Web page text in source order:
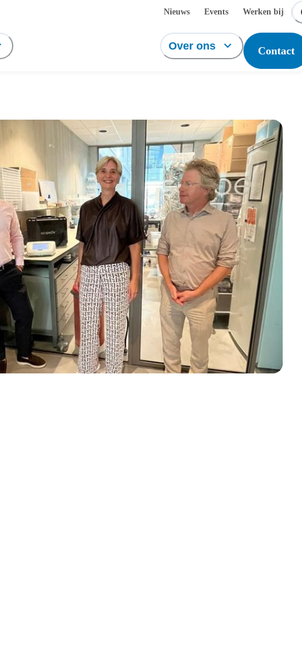
Nieuws Events Werken bij
Over ons Contact